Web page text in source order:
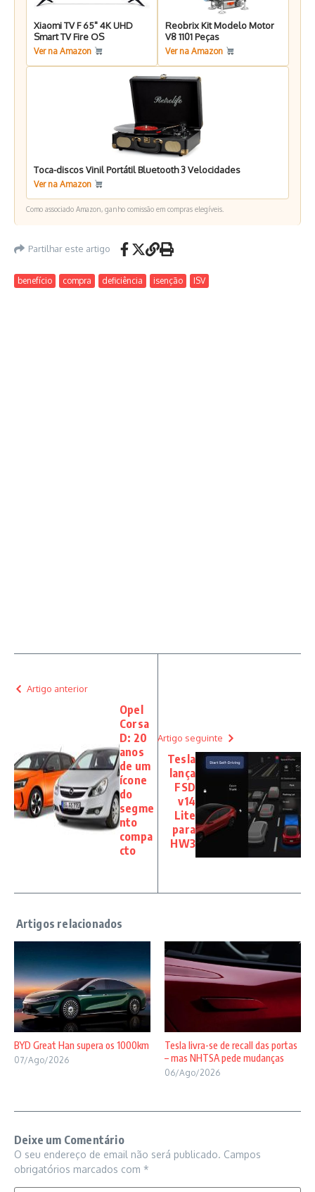
Xiaomi TV F 65" 4K UHD
Smart TV Fire OS
Ver na Amazon
Reobrix Kit Modelo Motor
V8 1101 Peças
Ver na Amazon
Toca-discos Vinil Portátil Bluetooth 3 Velocidades
Ver na Amazon
Como associado Amazon, ganho comissão em compras elegíveis.
Partilhar este artigo
benefício compra deficiência isenção ISV
Artigo anterior
Opel
Corsa
D: 20
anos
de um
ícone
do
segme
nto
compa
cto
Artigo seguinte
Tesla
lança
FSD
v14
Lite
para
HW3
BYD Great Han supera os 1000km
07/Ago/2026
Tesla livra-se de recall das portas
– mas NHTSA pede mudanças
06/Ago/2026
Deixe um Comentário
O seu endereço de email não será publicado. Campos
obrigatórios marcados com *